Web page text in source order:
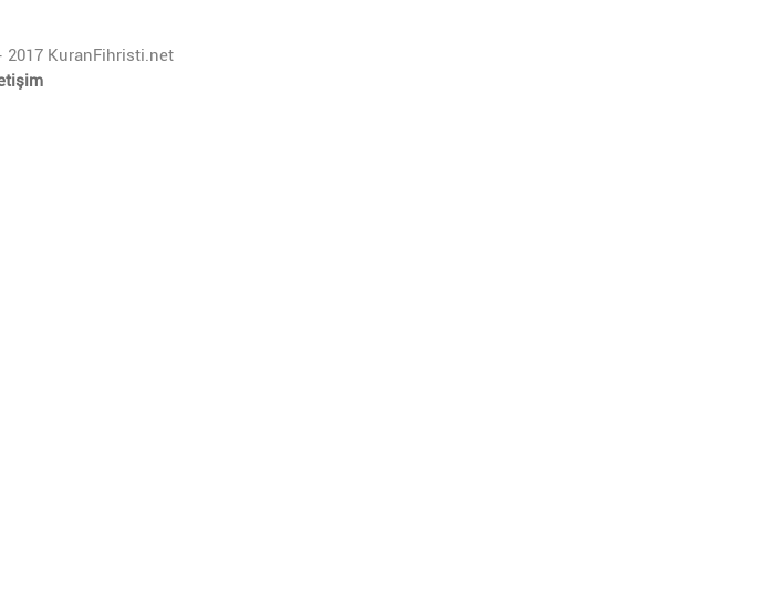
KuranFihristi.net